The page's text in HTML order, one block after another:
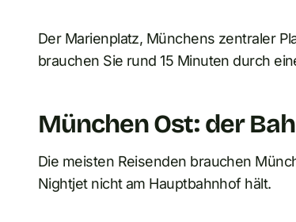
Der Marienplatz, Münchens zentraler
brauchen Sie rund 15 Minuten durch
München Ost: der
Die meisten Reisenden brauchen
Nightjet nicht am Hauptbahnhof hält.